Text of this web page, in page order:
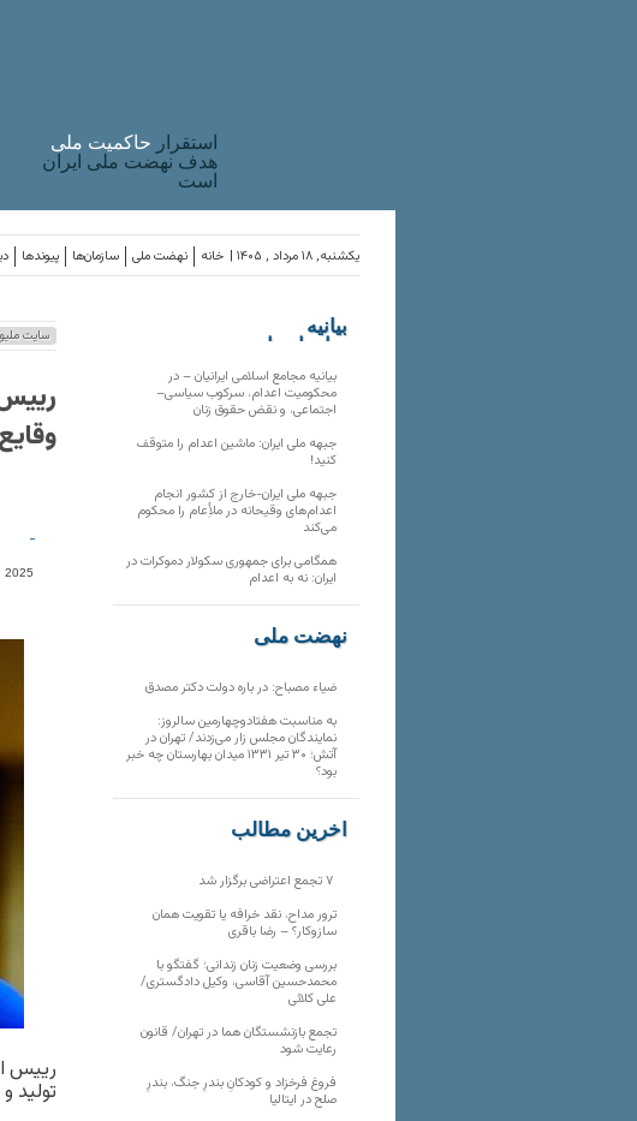
استقرار حاکميت ملی
هدف نهضت ملی ایران
است
پیوندها سازمان‌ها نهضت ملی خانه یکشنبه, ۱۸ مرداد , ۱۴۰۵ |
سایت
-
2025
تولید
بیانیه
سازمان‌های
بیانیه مجامع اسلامی ایرانیان – در
محکومیت اعدام، سرکوب سیاسی–
اجتماعی، و نقض حقوق زنان
جبهه ملی ایران: ماشین اعدام را متوقف
کنید!
جبهه ملی ایران-خارج از کشور انجام
اعدام‌های وقیحانه در ملأِعام را محکوم
می‌کند
همگامی برای جمهوری سکولار دموکرات در
ایران: نه به اعدام
نهضت ملی
ضیاء مصباح: در باره دولت دکتر مصدق
به مناسبت هفتادوچهارمین سالروز:
نمایندگان مجلس زار می‌زدند/ تهران در
آتش؛ ۳۰ تیر ۱۳۳۱ میدان بهارستان چه خبر
بود؟
آخرین مطالب
ترور مداح، نقد خرافه یا تقویت همان
سازوکار؟ – رضا باقری
بررسی وضعیت زنان زندانی؛ گفتگو با
محمدحسین آقاسی، وکیل دادگستری/
علی کلائی
تجمع بازنشستگان هما در تهران/ قانون
رعایت شود
فروغ فرخزاد و کودکانِ بندرِ جنگ، بندرِ
صلح در ایتالیا